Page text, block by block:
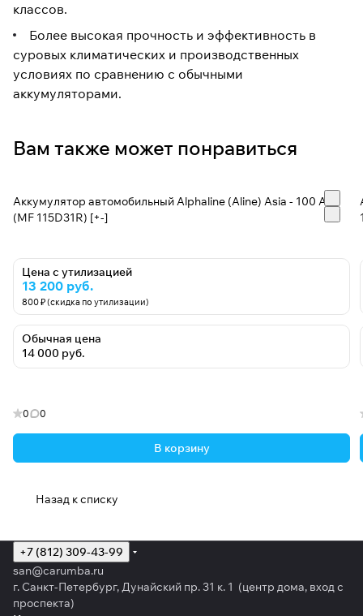
классов.
Более высокая прочность и эффективность в
суровых климатических и производственных
условиях по сравнению с обычными
аккумуляторами.
Вам также может понравиться
Аккумулятор автомобильный Alphaline (Aline) Asia - 100 А/ч
(MF 115D31R) [+-]
Цена с утилизацией
13 200 руб.
800 ₽ (скидка по утилизации)
Обычная цена
14 000 руб.
0 0
В корзину
Назад к списку
+7 (812) 309-43-99
san@carumba.ru
г. Санкт-Петербург, Дунайский пр. 31 к. 1 (центр дома, вход с
проспекта)